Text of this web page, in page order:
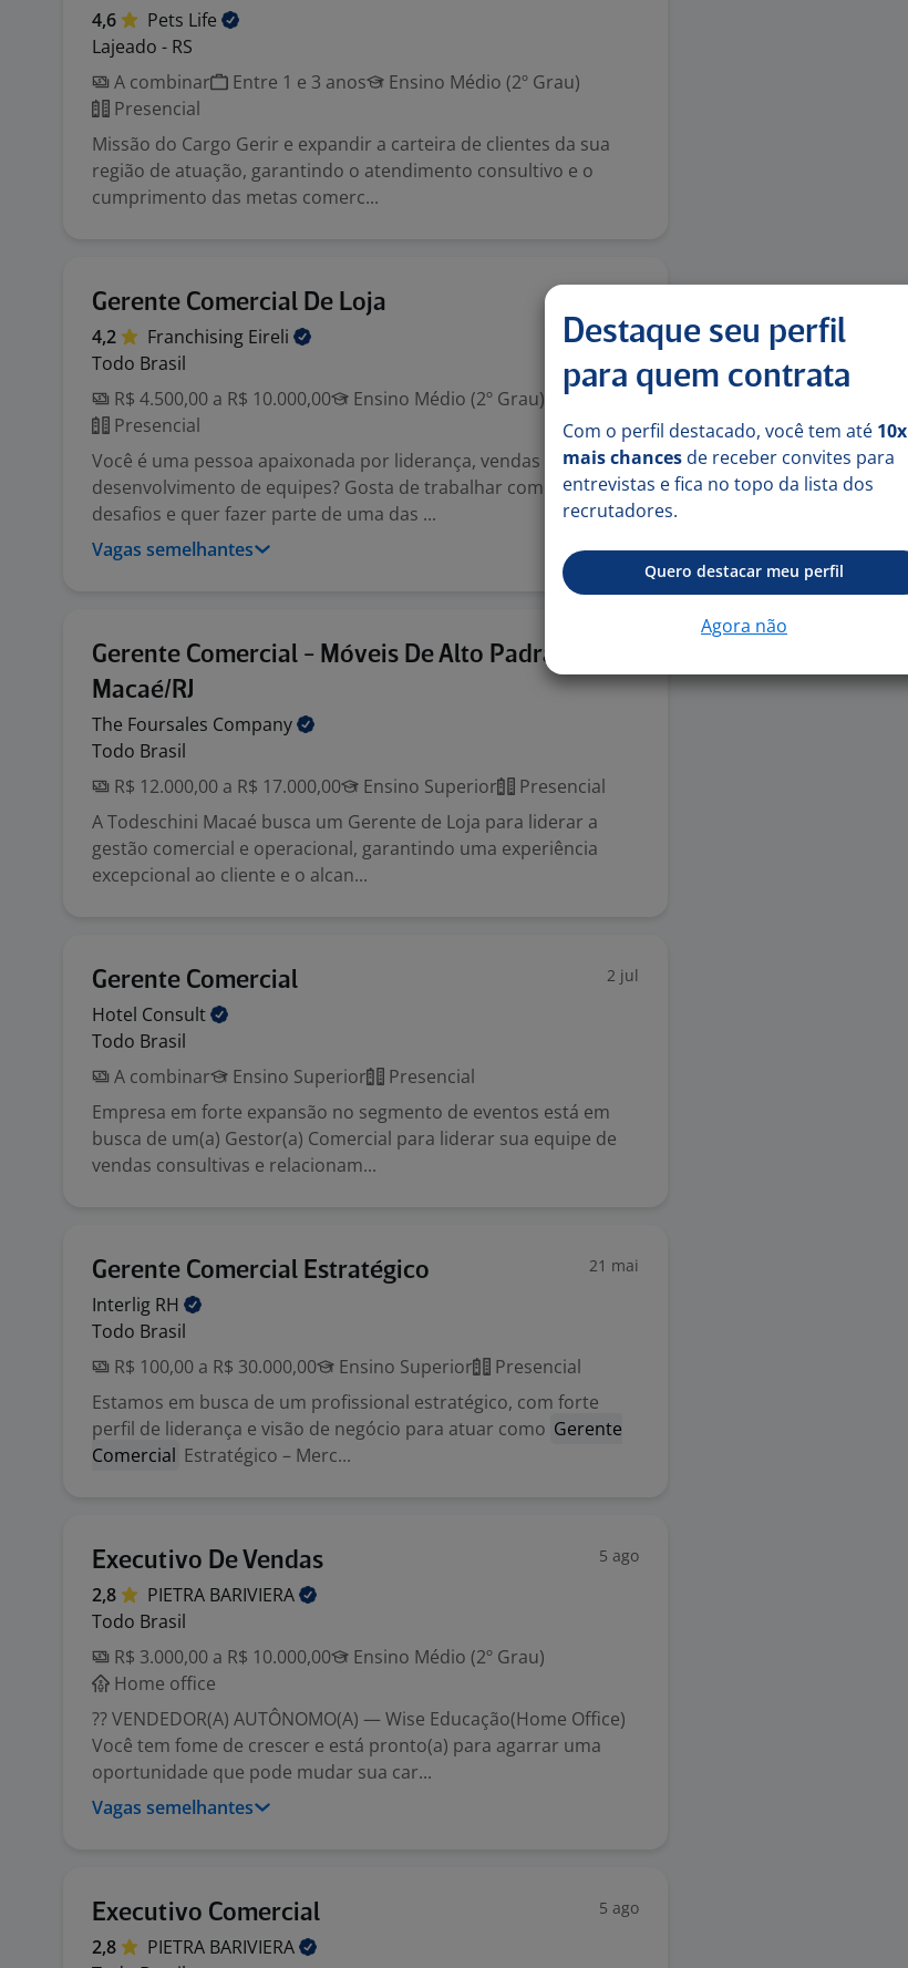
4,6 Pets Life
Lajeado - RS
A combinar
Entre 1 e 3 anos
Ensino Médio (2º Grau)
Presencial
Missão do Cargo Gerir e expandir a carteira de clientes da sua
região de atuação, garantindo o atendimento consultivo e o
cumprimento das metas comerc...
Gerente Comercial De Loja
4,2 Franchising Eireli
Todo Brasil
R$ 4.500,00 a R$ 10.000,00
Ensino Médio (2º Grau)
Presencial
Você é uma pessoa apaixonada por liderança, vendas e
desenvolvimento de equipes? Gosta de trabalhar com metas,
desafios e quer fazer parte de uma das ...
Vagas semelhantes
Gerente Comercial - Móveis De Alto Padrão -
Macaé/RJ
The Foursales Company
Todo Brasil
R$ 12.000,00 a R$ 17.000,00
Ensino Superior
Presencial
A Todeschini Macaé busca um Gerente de Loja para liderar a
gestão comercial e operacional, garantindo uma experiência
excepcional ao cliente e o alcan...
Gerente Comercial 2 jul
Hotel Consult
Todo Brasil
A combinar
Ensino Superior
Presencial
Empresa em forte expansão no segmento de eventos está em
busca de um(a) Gestor(a) Comercial para liderar sua equipe de
vendas consultivas e relacionam...
Gerente Comercial Estratégico 21 mai
Interlig RH
Todo Brasil
R$ 100,00 a R$ 30.000,00
Ensino Superior
Presencial
Estamos em busca de um profissional estratégico, com forte
perfil de liderança e visão de negócio para atuar como Gerente
Comercial Estratégico – Merc...
Executivo De Vendas 5 ago
2,8 PIETRA BARIVIERA
Todo Brasil
R$ 3.000,00 a R$ 10.000,00
Ensino Médio (2º Grau)
Home office
?? VENDEDOR(A) AUTÔNOMO(A) — Wise Educação(Home Office)
Você tem fome de crescer e está pronto(a) para agarrar uma
oportunidade que pode mudar sua car...
Vagas semelhantes
Executivo Comercial 5 ago
2,8 PIETRA BARIVIERA
Destaque seu perfil
para quem contrata
Com o perfil destacado, você tem até 10x
mais chances de receber convites para
entrevistas e fica no topo da lista dos
recrutadores.
Quero destacar meu perfil
Agora não